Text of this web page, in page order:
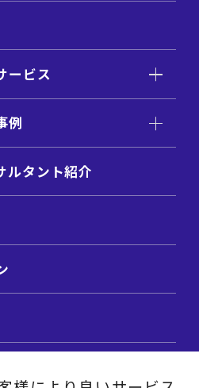
ービス
例
ルタント紹介